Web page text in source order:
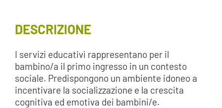
DESCRIZIONE
I servizi educativi rappresentano per il
bambino/a il primo ingresso in un contesto
sociale. Predispongono un ambiente idoneo a
incentivare la socializzazione e la crescita
cognitiva ed emotiva dei bambini/e.